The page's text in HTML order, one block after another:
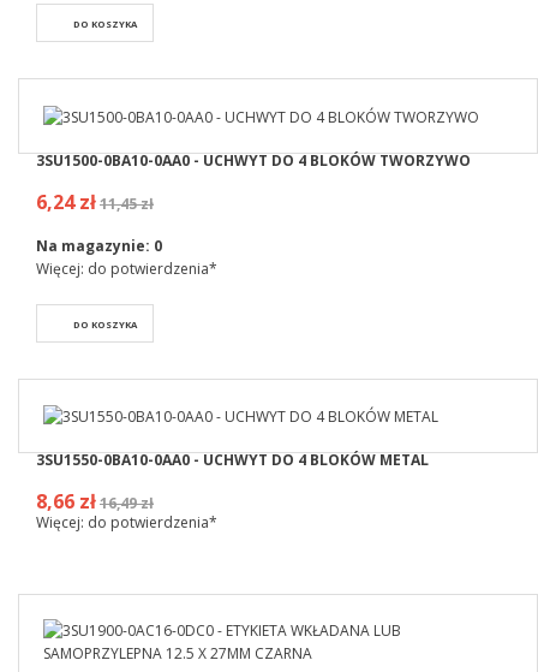
DO KOSZYKA
3SU1500-0BA10-0AA0 - UCHWYT DO 4 BLOKÓW TWORZYWO
6,24 zł11,45 zł
Na magazynie: 0
Więcej: do potwierdzenia*
DO KOSZYKA
3SU1550-0BA10-0AA0 - UCHWYT DO 4 BLOKÓW METAL
8,66 zł16,49 zł
Więcej: do potwierdzenia*